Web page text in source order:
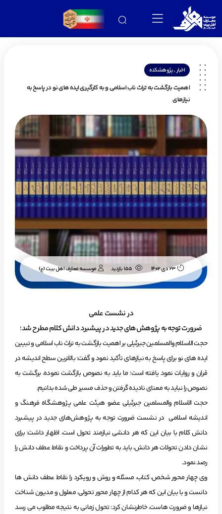
اخبار,پژوهشکده
اهمیت بازگشت به تراث ناب اسلامی و به کارگیری ایده های نو در پاسخ به
نیازهای
23 دی 1402 موسسه معارف اهل بیت (ع)
در نشست علمی
ضرورت توجه به پژوهش‌های جدید در پیشبرد دانش کلام مطرح شد؛
حجت الاسلام والمسلمین جبرئیلی بر اهمیت بازگشت به تراث ناب اسلامی و تبیین
ایده های نو برای پاسخ به نیازهای تأکید نمود و گفت: بالاترین سطح اندیشه در
قران و روایات نمود یافته است؛ ما باید به نصوص بازگشت نموده، برگشت به
نصوص را نباید به معنای نادیده گرفتن و حذف مسیر طی شده بدانیم.
حجت الاسلام والمسلمین جبرئیلی عضو هیئت‌ علمی پژوهشگاه فرهنگ و
اندیشه اسلامی در نشست ضرورت توجه به پژوهش‌های جدید در پیشبرد
دانش کلام با بیان این که هر دانشی نیازمند تحول است، اظهار داشت: برای
نشان دادن تحولات هر دانش، باید به تطورات آن پرداخت و نقاط عطف دانش را
رصد نمود.
وی چهار محور شخص، کتاب، مسئله و روش و رویکرد را نقاط عطف دانش ها
دانست و با بیان این که هر کدام از چهار محور تحولی، معلول و مدیون شناخت
نیازها و ضرورت هاست، خاطرنشان کرد: تحول زمانی به نتیجه مطلوب می رسد